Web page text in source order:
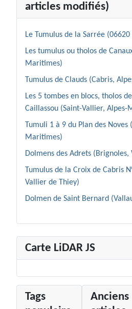
articles modifiés)
Le Tumulus de la Sarrée
Les tumulus ou tholos de
Maritimes)
Tumulus de Clauds (Cabris,
Les 5 tombes en blocs, tholos
Caillassou (Saint-Vallier, Alpes-
Tumuli 1 à 9 du Plan des Noves
Maritimes)
Dolmens des Adrets (Brignoles,
Tumulus de la Croix de Cabris
Vallier de Thiey)
Dolmen de Saint Bernard
Carte LiDAR JS
Tags
Anciens